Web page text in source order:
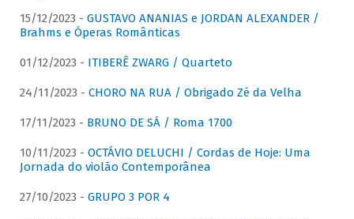
15/12/2023 - GUSTAVO ANANIAS e JORDAN ALEXANDER /
Brahms e Óperas Românticas
01/12/2023 - ITIBERÊ ZWARG / Quarteto
24/11/2023 - CHORO NA RUA / Obrigado Zé da Velha
17/11/2023 - BRUNO DE SÁ / Roma 1700
10/11/2023 - OCTÁVIO DELUCHI / Cordas de Hoje: Uma
Jornada do violão Contemporânea
27/10/2023 - GRUPO 3 POR 4